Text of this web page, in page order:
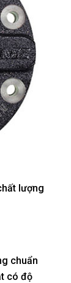
lượng
chuẩn
có độ